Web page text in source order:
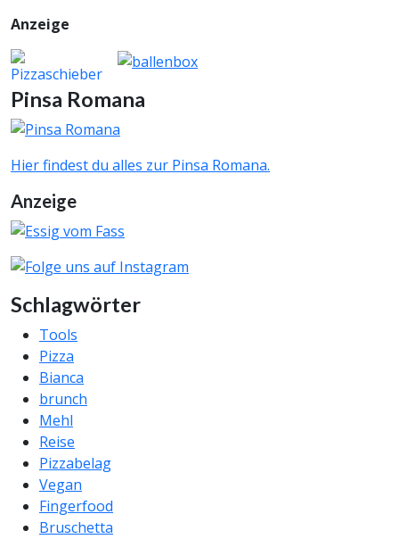
Anzeige
Pinsa Romana
Hier findest du alles zur Pinsa Romana.
Anzeige
Schlagwörter
Tools
Pizza
Bianca
brunch
Mehl
Reise
Pizzabelag
Vegan
Fingerfood
Bruschetta